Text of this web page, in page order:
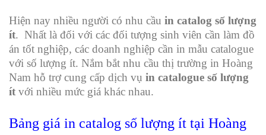
Hiện nay nhiều người có nhu cầu in catalog số lượng
ít. Nhất là đối với các đối tượng sinh viên cần làm đồ
án tốt nghiệp, các doanh nghiệp cần in mẫu catalogue
với số lượng ít. Nắm bắt nhu cầu thị trường in Hoàng
Nam hỗ trợ cung cấp dịch vụ in catalogue số lượng
ít với nhiều mức giá khác nhau.
Bảng giá in catalog số lượng ít tại Hoàng